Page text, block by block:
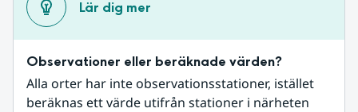
Lär dig mer
Observationer eller beräknade värden?
Alla orter har inte observationsstationer, istället
beräknas ett värde utifrån stationer i närheten